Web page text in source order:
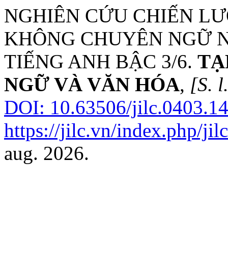
NGHIÊN CỨU CHIẾN
KHÔNG CHUYÊN NGỮ
TIẾNG ANH BẬC 3/6.
NGỮ VÀ VĂN HÓA, [S.
DOI: 10.63506/
https://jilc.vn/index.php/
aug. 2026.